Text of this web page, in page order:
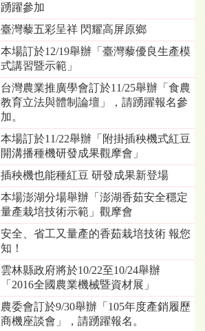
踴躍參加
臺灣藜五彩呈祥 閃耀高屏原鄉
本場訂於12/19舉辦「臺灣藜優良生產模
式講習暨示範」
台灣農業推廣學會訂於11/25舉辦「食農
教育立法與體制論壇」，請踴躍報名參
加。
本場訂於11/22舉辦「附掛插秧機式紅豆
開溝播種機研發成果觀摩會」
插秧機也能種紅豆 研發成果新登場
本場澎湖分場舉辦「澎湖香茹安全穩定
量產栽培技術示範」觀摩會
安全、省工又量產的香茹栽培技術 報您
知！
雲林縣政府將於10/22至10/24舉辦
「2016全國農業機械暨資材展」
農委會訂於9/30舉辦「105年度產銷履歷
商機座談會」，請踴躍報名。